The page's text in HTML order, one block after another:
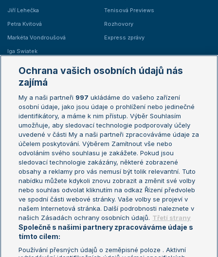
Jiří Lehečka
Petra Kvitová
Markéta Vondroušová
Iga Swiatek
Tenisová Previews
Rozhovory
Express zprávy
Žebříčky
Žebříček ATP (muži)
Žebříček WTA (ženy)
Sázkařský žebříček
Australian Open
French Open
Wimbledon
US Open
Turnaj mistrů
Turnaj mistryň
Aktualní trendy
Fotbalové přestupy
Livesport Daily
LS Prague Open
Ochrana vašich osobních údajů nás
zajímá
My a naši partneři 997 ukládáme do vašeho zařízení
osobní údaje, jako jsou údaje o prohlížení nebo jedinečné
identifikátory, a máme k nim přístup. Výběr Souhlasím
umožňuje, aby sledovací technologie podporovaly účely
uvedené v části My a naši partneři zpracováváme údaje za
účelem poskytování. Výběrem Zamítnout vše nebo
odvoláním svého souhlasu je zakážete. Pokud jsou
sledovací technologie zakázány, některé zobrazené
obsahy a reklamy pro vás nemusí být tolik relevantní. Tuto
nabídku můžete kdykoli znovu zobrazit a změnit své volby
nebo souhlas odvolat kliknutím na odkaz Řízení předvoleb
ve spodní části webové stránky. Vaše volby se projeví v
našem Internetová stránka. Další podrobnosti naleznete v
našich Zásadách ochrany osobních údajů. Třetí strany
Společně s našimi partnery zpracováváme údaje s
tímto cílem:
Používání přesných údajů o zeměpisné poloze . Aktivní